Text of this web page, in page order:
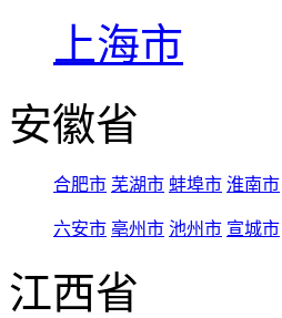
上海市
安徽省
合肥市 芜湖市 蚌埠市 淮南市
六安市 亳州市 池州市 宣城市
江西省